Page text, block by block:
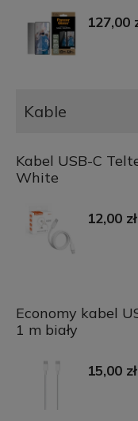
127,00
Kable
Kabel USB-C
White
12,00 zł
Economy kabel
1 m biały
15,00 zł